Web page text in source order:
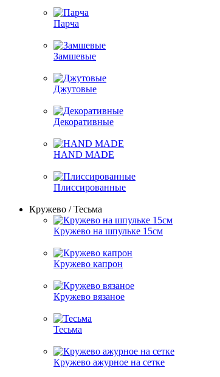
Парча
Замшевые
Джутовые
Декоративные
HAND MADE
Плиссированные
Кружево / Тесьма
Кружево на шпульке 15см
Кружево капрон
Кружево вязаное
Тесьма
Кружево ажурное на сетке